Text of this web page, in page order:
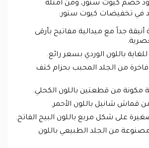
خصم كيوت ستور، ومن أمثلة
في تخفيضات كيوت ستور:
جداً مع ميدالية مفاتيح بأرقى
باللون الوردي بسعر رائع.
من الجلد المحبب بحزام كتف
من قطعتين باللون الكحلي.
قماش شانيل باللون الأحمر.
على شكل مربع باللون البيج الفاتح.
من الجلد الطبيعي باللون